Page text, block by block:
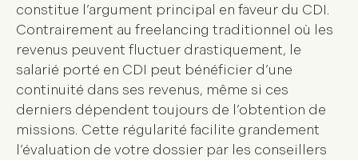
constitue l’argument principal en faveur du CDI.
Contrairement au freelancing traditionnel où les
revenus peuvent fluctuer drastiquement, le
salarié porté en CDI peut bénéficier d’une
continuité dans ses revenus, même si ces
derniers dépendent toujours de l’obtention de
missions. Cette régularité facilite grandement
l’évaluation de votre dossier par les conseillers